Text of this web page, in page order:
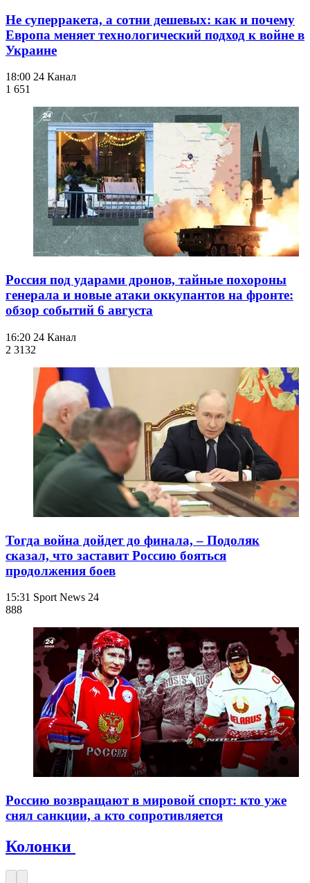
Не суперракета, а сотни дешевых: как и почему
Европа меняет технологический подход к войне в
Украине
18:00 24 Канал
1 651
Россия под ударами дронов, тайные похороны
генерала и новые атаки оккупантов на фронте:
обзор событий 6 августа
16:20 24 Канал
2 3132
Тогда война дойдет до финала, – Подоляк
сказал, что заставит Россию бояться
продолжения боев
15:31 Sport News 24
888
Россию возвращают в мировой спорт: кто уже
снял санкции, а кто сопротивляется
Колонки